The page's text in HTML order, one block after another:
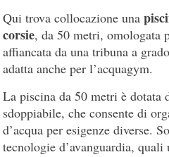
Qui trova collocazione una
corsie, da 50 metri, omologata
affiancata da una tribuna a
adatta anche per l’acquagym.
La piscina da 50 metri è
sdoppiabile, che consente di
d’acqua per esigenze diverse.
tecnologie d’avanguardia,